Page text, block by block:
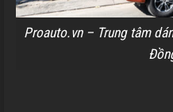
Proauto.vn – Trung tâm